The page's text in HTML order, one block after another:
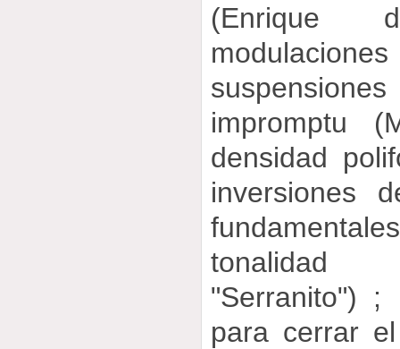
(Enrique
impromptu
densidad
inversiones
tonalidad
"Serranito") ;
para cerrar